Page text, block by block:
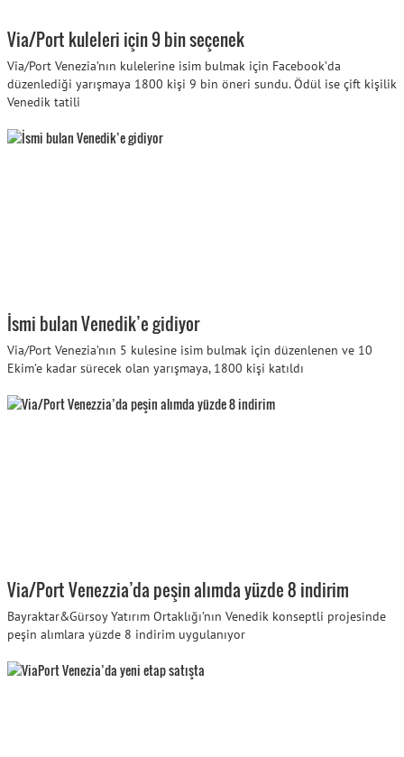
Via/Port kuleleri için 9 bin seçenek
Via/Port Venezia’nın kulelerine isim bulmak için Facebook’da
düzenlediği yarışmaya 1800 kişi 9 bin öneri sundu. Ödül ise çift kişilik
Venedik tatili
İsmi bulan Venedik’e gidiyor
Via/Port Venezia’nın 5 kulesine isim bulmak için düzenlenen ve 10
Ekim’e kadar sürecek olan yarışmaya, 1800 kişi katıldı
Via/Port Venezzia’da peşin alımda yüzde 8 indirim
Bayraktar&Gürsoy Yatırım Ortaklığı’nın Venedik konseptli projesinde
peşin alımlara yüzde 8 indirim uygulanıyor